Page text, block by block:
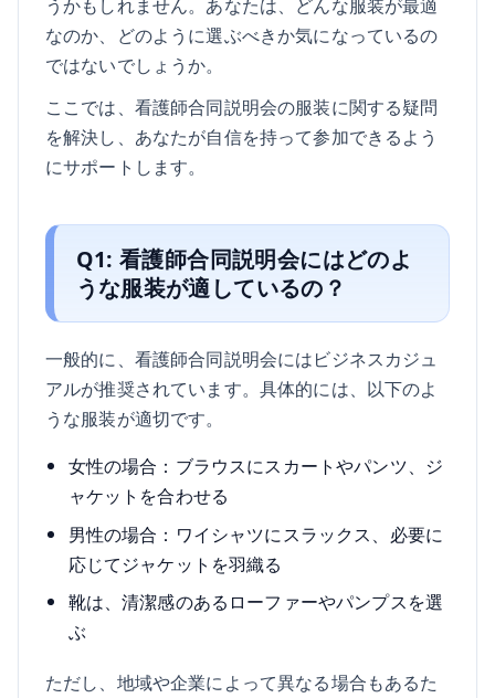
うかもしれません。あなたは、どんな服装が最適
なのか、どのように選ぶべきか気になっているの
ではないでしょうか。
ここでは、看護師合同説明会の服装に関する疑問
を解決し、あなたが自信を持って参加できるよう
にサポートします。
Q1: 看護師合同説明会にはどのよ
うな服装が適しているの？
一般的に、看護師合同説明会にはビジネスカジュ
アルが推奨されています。具体的には、以下のよ
うな服装が適切です。
女性の場合：ブラウスにスカートやパンツ、ジ
ャケットを合わせる
男性の場合：ワイシャツにスラックス、必要に
応じてジャケットを羽織る
靴は、清潔感のあるローファーやパンプスを選
ぶ
ただし、地域や企業によって異なる場合もあるた